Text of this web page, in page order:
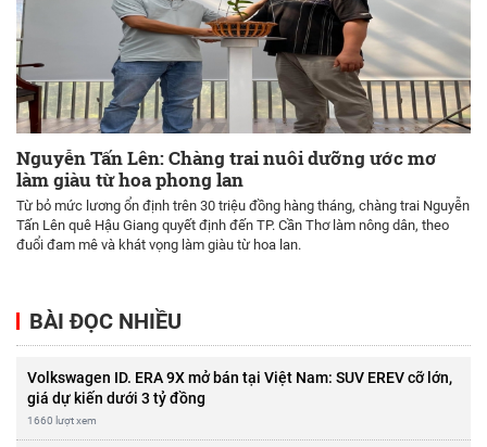
Nguyễn Tấn Lên: Chàng trai nuôi dưỡng ước mơ
làm giàu từ hoa phong lan
Từ bỏ mức lương ổn định trên 30 triệu đồng hàng tháng, chàng trai Nguyễn
Tấn Lên quê Hậu Giang quyết định đến TP. Cần Thơ làm nông dân, theo
đuổi đam mê và khát vọng làm giàu từ hoa lan.
BÀI ĐỌC NHIỀU
Volkswagen ID. ERA 9X mở bán tại Việt Nam: SUV EREV cỡ lớn,
giá dự kiến dưới 3 tỷ đồng
1660 lượt xem